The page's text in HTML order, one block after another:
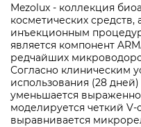
Mezolux - коллекция
косметических
инъекционным
является компонент
редчайших
Согласно клиническим
использования (28
уменьшается
моделируется четкий
выравнивается